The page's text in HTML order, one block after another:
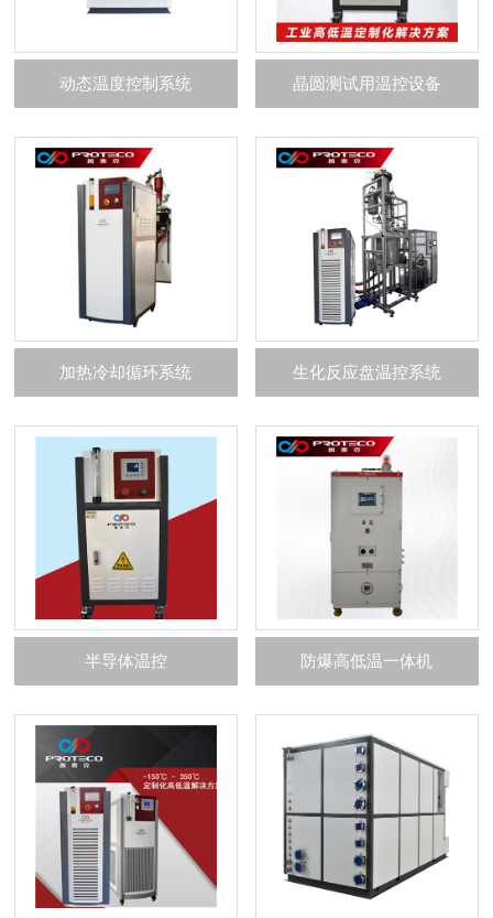
动态温度控制系统 晶圆测试用温控设备
加热冷却循环系统 生化反应盘温控系统
半导体温控 防爆高低温一体机